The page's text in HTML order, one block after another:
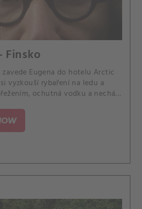
Finsko
Eugena do hotelu Arctic
vyzkouší rybaření na ledu a
ochutná vodku a nechá